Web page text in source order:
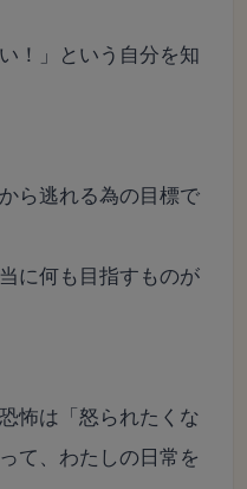
！」という自分を知
ら逃れる為の目標で
に何も目指すものが
怖は「怒られたくな
て、わたしの日常を